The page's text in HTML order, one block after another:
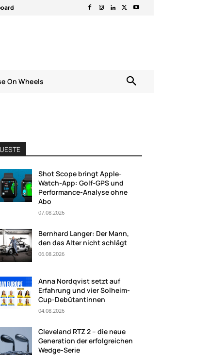
On Wheels
Shot Scope bringt Apple-
Watch-App: Golf-GPS und
Performance-Analyse ohne
Abo
07.08.2026
Bernhard Langer: Der Mann,
den das Alter nicht schlägt
06.08.2026
Anna Nordqvist setzt auf
Erfahrung und vier Solheim-
Cup-Debütantinnen
04.08.2026
Cleveland RTZ 2 – die neue
Generation der erfolgreichen
Wedge-Serie